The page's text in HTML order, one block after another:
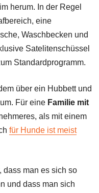
herum. In der Regel
eine
Waschbecken und
Satelitenschüssel
Standardprogramm.
über ein Hubbett und
Für eine Familie mit
als mit einem
für Hunde ist meist
dass man es sich so
und dass man sich